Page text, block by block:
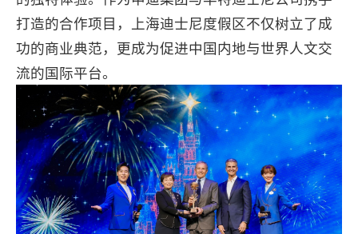
打造的合作项目，上海迪士尼度假区不仅树立了成
功的商业典范，更成为促进中国内地与世界人文交
流的国际平台。